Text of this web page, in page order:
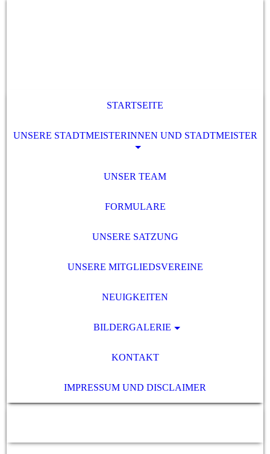
STARTSEITE
UNSERE STADTMEISTERINNEN UND STADTMEISTER
UNSER TEAM
FORMULARE
UNSERE SATZUNG
UNSERE MITGLIEDSVEREINE
NEUIGKEITEN
BILDERGALERIE
KONTAKT
IMPRESSUM UND DISCLAIMER